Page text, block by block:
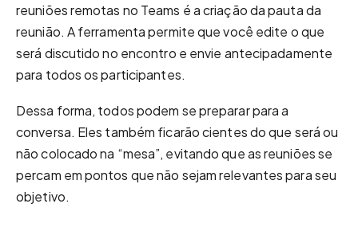
reuniões remotas no Teams é a criação da pauta da
reunião. A ferramenta permite que você edite o que
será discutido no encontro e envie antecipadamente
para todos os participantes.
Dessa forma, todos podem se preparar para a
conversa. Eles também ficarão cientes do que será ou
não colocado na “mesa”, evitando que as reuniões se
percam em pontos que não sejam relevantes para seu
objetivo.